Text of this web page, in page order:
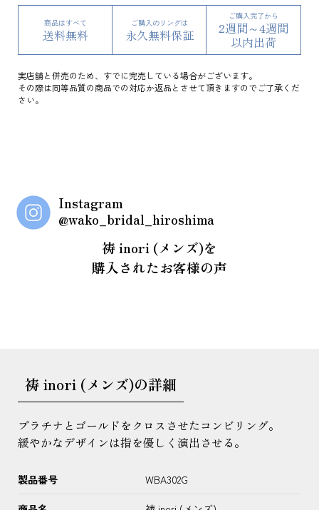
商品はすべて
送料無料
ご購入のリングは
永久無料保証
ご購入完了から
2週間～4週間
以内出荷
実店舗と併売のため、すでに完売している場合がございます。
その際は同等品質の商品での対応か返品とさせて頂きますのでご了承くだ
さい。
Instagram
@wako_bridal_hiroshima
祷 inori (メンズ)を
購入されたお客様の声
祷 inori (メンズ)の詳細
プラチナとゴールドをクロスさせたコンビリング。
緩やかなデザインは指を優しく演出させる。
製品番号 WBA302G